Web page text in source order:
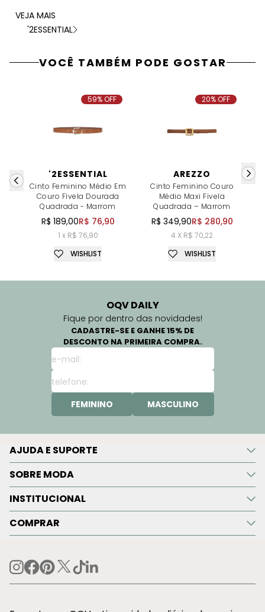
VEJA MAIS
'2ESSENTIAL
VOCÊ TAMBÉM PODE GOSTAR
'2ESSENTIAL
Cinto Feminino Médio Em
Couro Fivela Dourada
Quadrada - Marrom
R$ 189,00R$ 76,90
1 x R$ 76,90
59% OFF
WISHLIST
AREZZO
Cinto Feminino Couro
Médio Maxi Fivela
Quadrada – Marrom
R$ 349,90R$ 280,90
4 X R$ 70,22
20% OFF
WISHLIST
OQV DAILY
Fique por dentro das novidades!
CADASTRE-SE E GANHE 15% DE
DESCONTO NA PRIMEIRA COMPRA.
FEMININO MASCULINO
AJUDA E SUPORTE
SOBRE MODA
INSTITUCIONAL
COMPRAR